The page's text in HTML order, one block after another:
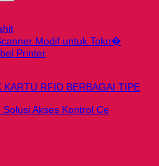
Modif untuk Toko�
Printer
KARTU RFID BERBAGAI TIPE
Akses Kontrol Ce